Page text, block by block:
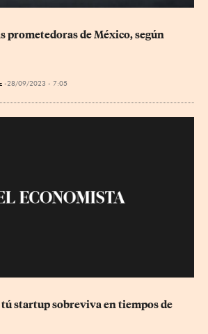
prometedoras de México, según
28/09/2023 - 7:05
tú startup sobreviva en tiempos de